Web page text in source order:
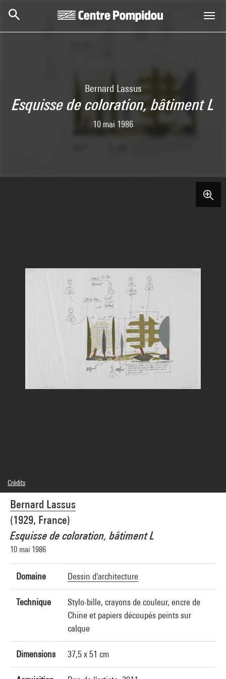
Bernard Lassus
Esquisse de coloration, bâtiment L
10 mai 1986
Bernard Lassus
(1929, France)
Esquisse de coloration, bâtiment L
10 mai 1986
Domaine Dessin d'architecture
Technique
Stylo-bille, crayons de couleur, encre de
Chine et papiers découpés peints sur
calque
Dimensions 37,5 x 51 cm
Crédits
© Bernard Lassus
Crédit photographique : Centre Pompidou, MNAM-CCI/Georges Meguerditchian/Dist.
GrandPalaisRmn
Réf. image : 4N28547
Diffusion image :GrandPalaisRmnPhoto